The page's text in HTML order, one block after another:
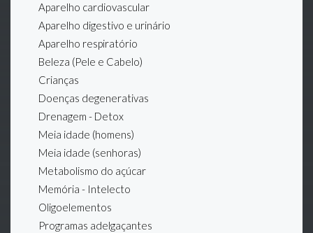
Aparelho cardiovascular
Aparelho digestivo e urinário
Aparelho respiratório
Beleza (Pele e Cabelo)
Crianças
Doenças degenerativas
Drenagem - Detox
Meia idade (homens)
Meia idade (senhoras)
Metabolismo do açúcar
Memória - Intelecto
Oligoelementos
Programas adelgaçantes